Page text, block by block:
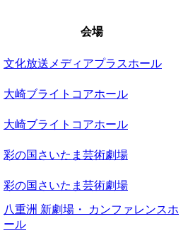
会場
文化放送メディアプラスホール
大崎ブライトコアホール
大崎ブライトコアホール
彩の国さいたま芸術劇場
彩の国さいたま芸術劇場
八重洲 新劇場・ カンファレンスホ
ール